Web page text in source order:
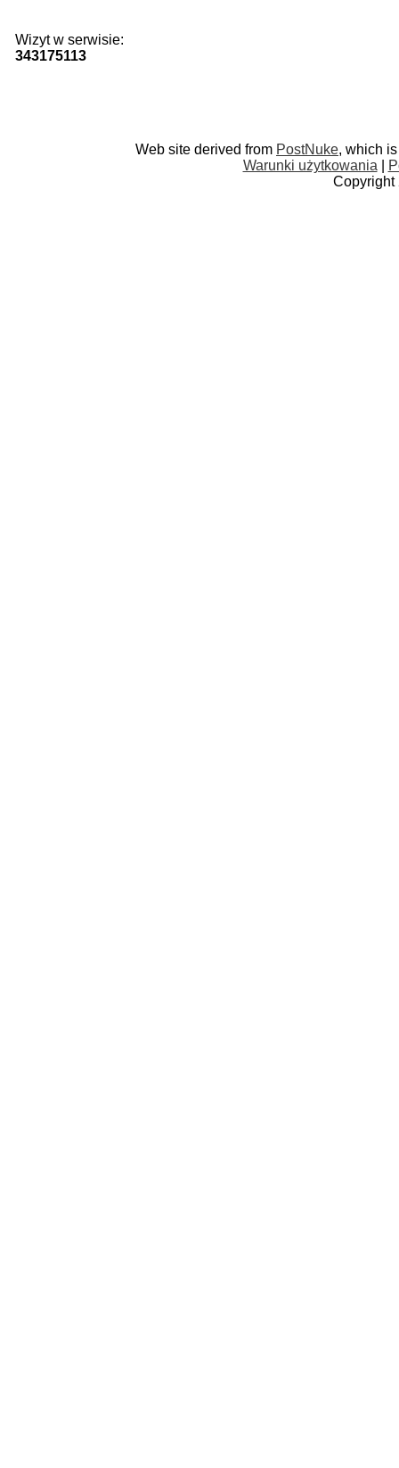
Wizyt w serwisie:
343175113
Web site derived from PostNuke, which
Warunki użytkowania
Copyright